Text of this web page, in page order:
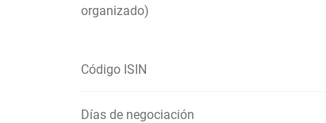
organizado)
Código ISIN
Días de negociación